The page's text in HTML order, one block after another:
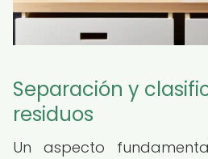
Separación y
residuos
Un aspecto